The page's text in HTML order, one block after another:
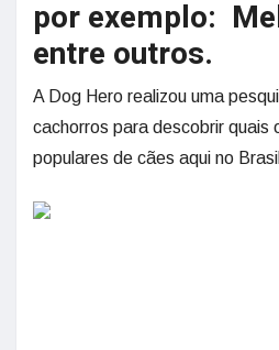
por exemplo:
entre outros.
A Dog Hero realizou uma
cachorros para descobrir quais
populares de cães aqui no